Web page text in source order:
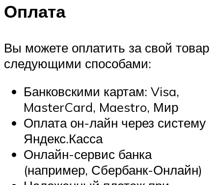
Оплата
Вы можете оплатить за свой товар
следующими способами:
Банковскими картам: Visa,
MasterCard, Maestro, Мир
Оплата он-лайн через систему
Яндекс.Касса
Онлайн-сервис банка
(например, Сбербанк-Онлайн)